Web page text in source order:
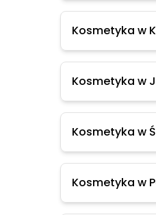
Kosmetyka w
Kosmetyka w
Kosmetyka w
Kosmetyka w